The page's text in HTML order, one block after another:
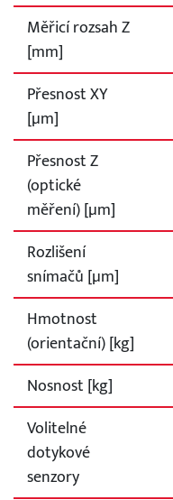
Měřicí rozsah Z
[mm]
Přesnost XY
[µm]
Přesnost Z
(optické
měření) [µm]
Rozlišení
snímačů [µm]
Hmotnost
(orientační) [kg]
Nosnost [kg]
Volitelné
dotykové
senzory